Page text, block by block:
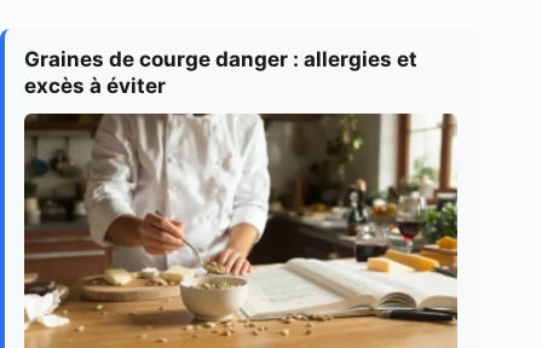
Graines de courge danger : allergies et
excès à éviter